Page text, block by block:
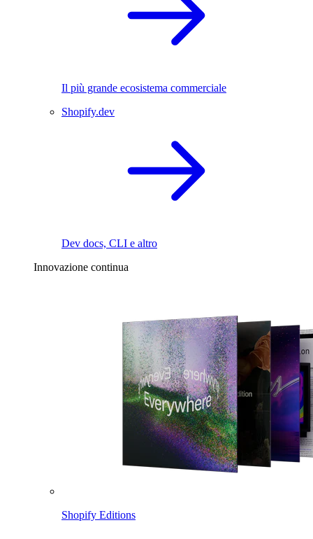
Il più grande ecosistema commerciale
Shopify.dev
Dev docs, CLI e altro
Innovazione continua
Shopify Editions